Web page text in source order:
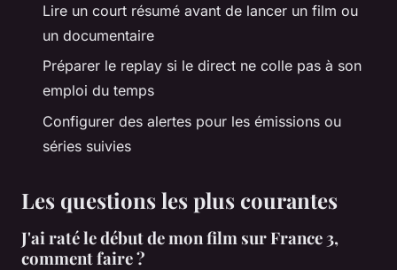
Lire un court résumé avant de lancer un film ou
un documentaire
Préparer le replay si le direct ne colle pas à son
emploi du temps
Configurer des alertes pour les émissions ou
séries suivies
Les questions les plus courantes
J'ai raté le début de mon film sur France 3,
comment faire ?